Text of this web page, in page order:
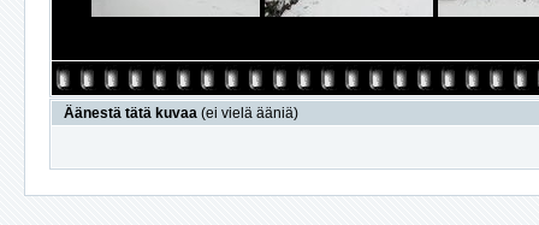
Äänestä tätä kuvaa (ei vielä ääniä)